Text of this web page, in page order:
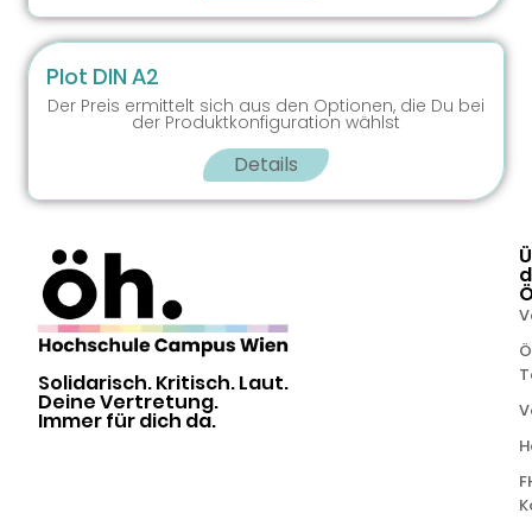
Plot DIN A2
Der Preis ermittelt sich aus den Optionen, die Du bei
der Produktkonfiguration wählst
Details
Solidarisch. Kritisch. Laut.
Deine Vertretung.
Immer für dich da.